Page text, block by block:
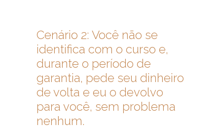
Cenário 2: Você não se
identifica com o curso e,
durante o período de
garantia, pede seu dinheiro
de volta e eu o devolvo
para você, sem problema
nenhum.